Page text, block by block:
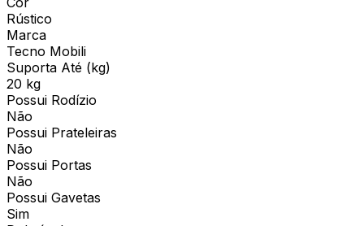
Rústico
Marca
Tecno Mobili
Suporta Até (kg)
20 kg
Possui Rodízio
Não
Possui Prateleiras
Não
Possui Portas
Não
Possui Gavetas
Sim